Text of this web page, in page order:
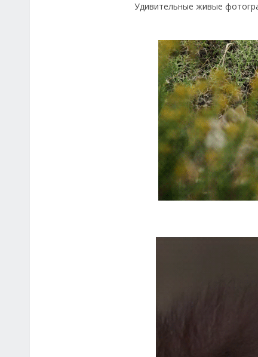
Удивительные живые